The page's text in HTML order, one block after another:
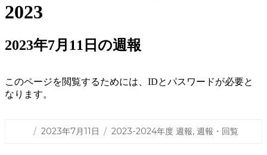
2023
2023年7月11日の週報
このページを閲覧するためには、IDとパスワードが必要と
なります。
投
2023年7月11日
カ
2023-2024年度 週報, 週報・回覧